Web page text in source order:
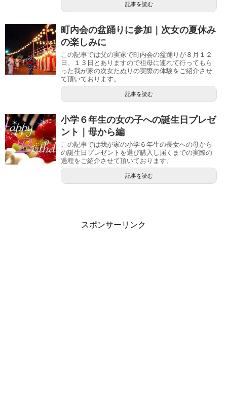
記事を読む
町内会の盆踊りに参加｜次女の夏休み
の楽しみに
この記事では父の実家で町内会の盆踊りが８月１２
日、１３日とありますので祖母に連れて行ってもら
った我が家の次女たぬりの実際の体験をご紹介させ
て頂いております。
記事を読む
小学６年生の女の子への誕生日プレゼ
ント｜母から編
この記事では我が家の小学６年生の長女への母から
の誕生日プレゼントを選び購入し届くまでの実際の
過程をご紹介させて頂いております。
記事を読む
スポンサーリンク